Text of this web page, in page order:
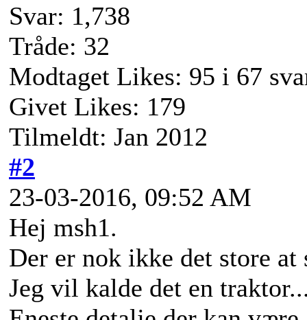
Svar: 1,738
Tråde: 32
Modtaget Likes: 95 i 67
Givet Likes: 179
Tilmeldt: Jan 2012
#2
23-03-2016, 09:52 AM
Hej msh1.
Der er nok ikke det store
Jeg vil kalde det en